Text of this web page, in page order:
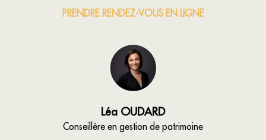
PRENDRE RENDEZ-VOUS EN LIGNE
Léa OUDARD
Conseillère en gestion de patrimoine